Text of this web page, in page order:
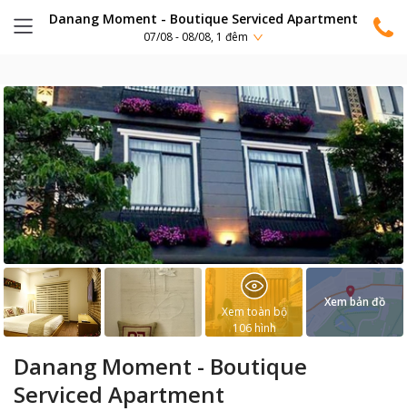
Danang Moment - Boutique Serviced Apartment
07/08 - 08/08, 1 đêm
Danang Moment - Boutique
Serviced Apartment
Xem toàn bộ
106 hình
Xem bản đồ